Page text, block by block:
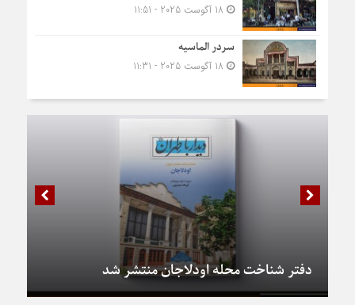
سردر الماسیه
دفتر شناخت محله اودلاجان منتشر شد